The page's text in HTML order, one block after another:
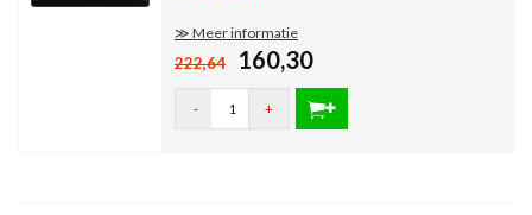
≫ Meer informatie
222,64 160,30
- +